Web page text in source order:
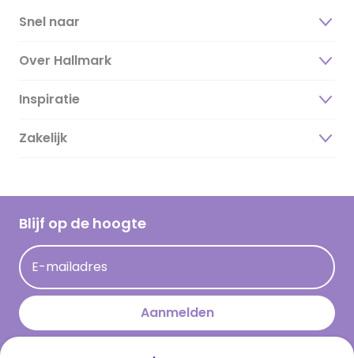
Snel naar
Over Hallmark
Over ons
Duurzaamheid
Hallmark Kaartclub
Acties
Persberichten
Hallmark en Kinderpostzegels
Inspiratie
Magazine
Cadeau inspiratie
Kaartinspiratie
Zakelijk
Blijf op de hoogte
E-mailadres
Aanmelden